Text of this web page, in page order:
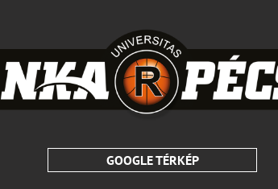
GOOGLE TÉRKÉP